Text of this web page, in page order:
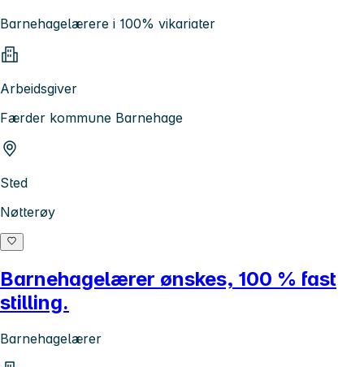
Barnehagelærere i 100% vikariater
Arbeidsgiver
Færder kommune Barnehage
Sted
Nøtterøy
Barnehagelærer ønskes, 100 % fast
stilling.
Barnehagelærer